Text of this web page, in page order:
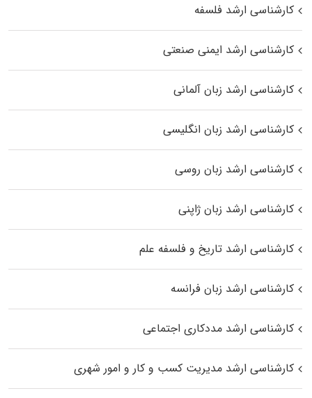
کارشناسی ارشد فلسفه
کارشناسی ارشد ایمنی صنعتی
کارشناسی ارشد زبان آلمانی
کارشناسی ارشد زبان انگلیسی
کارشناسی ارشد زبان روسی
کارشناسی ارشد زبان ژاپنی
کارشناسی ارشد تاریخ و فلسفه علم
کارشناسی ارشد زبان فرانسه
کارشناسی ارشد مددکاری اجتماعی
کارشناسی ارشد مدیریت کسب و کار و امور شهری